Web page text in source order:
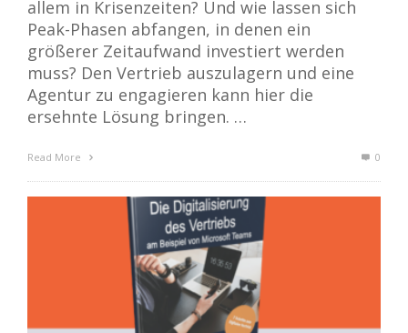
allem in Krisenzeiten? Und wie lassen sich
Peak-Phasen abfangen, in denen ein
größerer Zeitaufwand investiert werden
muss? Den Vertrieb auszulagern und eine
Agentur zu engagieren kann hier die
ersehnte Lösung bringen. …
Read More 0